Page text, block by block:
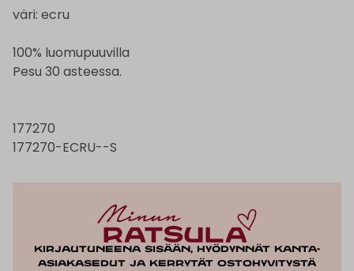
väri: ecru
100% luomupuuvilla
Pesu 30 asteessa.
177270
177270-ECRU--S
Kirjautuneena sisään, hyödynnät kanta-
asiakasedut ja kerrytät ostohyvitystä